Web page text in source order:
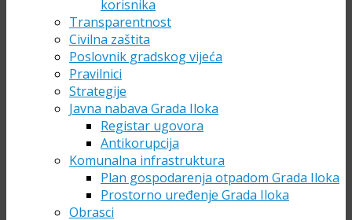
korisnika
Transparentnost
Civilna zaštita
Poslovnik gradskog vijeća
Pravilnici
Strategije
Javna nabava Grada Iloka
Registar ugovora
Antikorupcija
Komunalna infrastruktura
Plan gospodarenja otpadom Grada Iloka
Prostorno uređenje Grada Iloka
Obrasci